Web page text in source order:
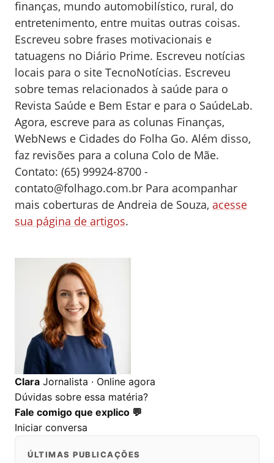
finanças, mundo automobilístico, rural, do
entretenimento, entre muitas outras coisas.
Escreveu sobre frases motivacionais e
tatuagens no Diário Prime. Escreveu notícias
locais para o site TecnoNotícias. Escreveu
sobre temas relacionados à saúde para o
Revista Saúde e Bem Estar e para o SaúdeLab.
Agora, escreve para as colunas Finanças,
WebNews e Cidades do Folha Go. Além disso,
faz revisões para a coluna Colo de Mãe.
Contato: (65) 99924-8700 -
contato@folhago.com.br Para acompanhar
mais coberturas de Andreia de Souza, acesse
sua página de artigos.
Clara Jornalista · Online agora
Dúvidas sobre essa matéria?
Fale comigo que explico 💬
Iniciar conversa
ÚLTIMAS PUBLICAÇÕES